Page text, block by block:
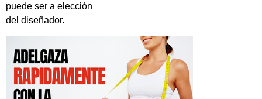
puede ser a elección
del diseñador.